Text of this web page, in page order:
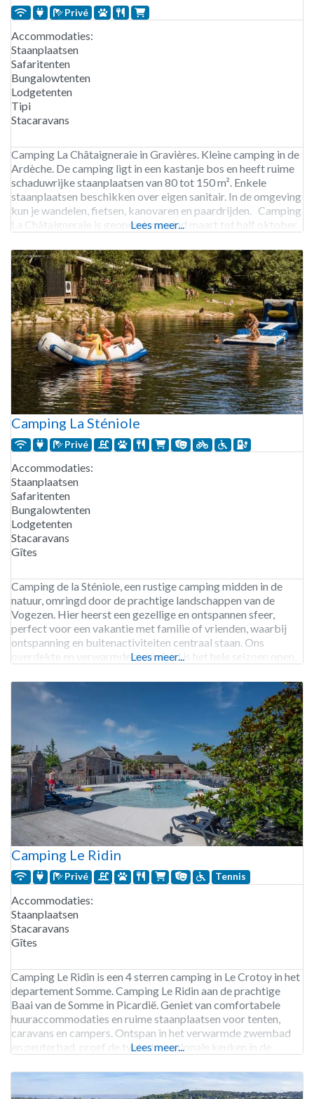
Privé
Accommodaties:
Staanplaatsen
Safaritenten
Bungalowtenten
Lodgetenten
Tipi
Stacaravans
Camping La Châtaigneraie in Gravières. Kleine camping in de
Ardèche. De camping ligt in een kastanje bos en heeft ruime
schaduwrijke staanplaatsen van 80 tot 150 m². Enkele
staanplaatsen beschikken over eigen sanitair. In de omgeving
kun je wandelen, fietsen, kanovaren en paardrijden. Camping
La Châtaigneraie is geopend van eind maart tot half oktober.
Lees meer...
Camping La Sténiole
Privé
Accommodaties:
Staanplaatsen
Safaritenten
Bungalowtenten
Lodgetenten
Stacaravans
Gîtes
Camping de la Sténiole, een rustige camping midden in de
natuur, omringd door de prachtige landschappen van de
Vogezen. Hier heerst een gezellige en ontspannen sfeer,
perfect voor een vakantie met familie of vrienden, waarbij
ontspanning en buitenactiviteiten centraal staan. Ons
overdekte en verwarmde zwembad is het hele seizoen open,
het
Lees meer...
Camping Le Ridin
Privé Tennis
Accommodaties:
Staanplaatsen
Stacaravans
Gîtes
Camping Le Ridin is een 4 sterren camping in Le Crotoy in het
departement Somme. Camping Le Ridin aan de prachtige
Baai van de Somme in Picardië. Geniet van comfortabele
huuraccommodaties en ruime staanplaatsen voor tenten,
caravans en campers. Ontspan in het verwarmde zwembad
en peuterbad, proef de typische regionale keuken in de
Lees meer...